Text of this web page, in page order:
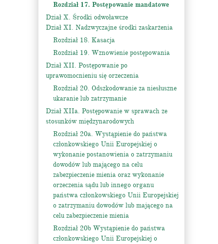
Rozdział 17. Postępowanie mandatowe
Dział X. Środki odwoławcze
Dział XI. Nadzwyczajne środki zaskarżenia
Rozdział 18. Kasacja
Rozdział 19. Wznowienie postępowania
Dział XII. Postępowanie po
uprawomocnieniu się orzeczenia
Rozdział 20. Odszkodowanie za niesłuszne
ukaranie lub zatrzymanie
Dział XIIa. Postępowanie w sprawach ze
stosunków międzynarodowych
Rozdział 20a. Wystąpienie do państwa
członkowskiego Unii Europejskiej o
wykonanie postanowienia o zatrzymaniu
dowodów lub mającego na celu
zabezpieczenie mienia oraz wykonanie
orzeczenia sądu lub innego organu
państwa członkowskiego Unii Europejskiej
o zatrzymaniu dowodów lub mającego na
celu zabezpieczenie mienia
Rozdział 20b Wystąpienie do państwa
członkowskiego Unii Europejskiej o